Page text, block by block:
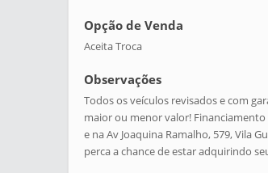
Opção de Venda
Aceita Troca
Observações
Todos os veículos revisados e com
maior ou menor valor! Financiamento
e na Av Joaquina Ramalho, 579, Vila
perca a chance de estar adquirindo